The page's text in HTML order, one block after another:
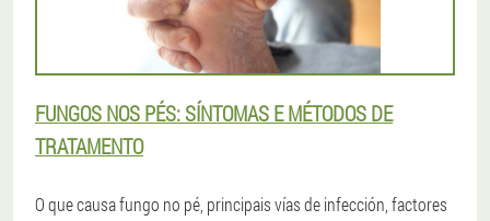
FUNGOS NOS PÉS: SÍNTOMAS E MÉTODOS DE
TRATAMENTO
O que causa fungo no pé, principais vías de infección, factores